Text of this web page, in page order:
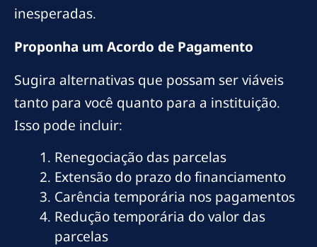
inesperadas.
Proponha um Acordo de Pagamento
Sugira alternativas que possam ser viáveis
tanto para você quanto para a instituição.
Isso pode incluir:
Renegociação das parcelas
Extensão do prazo do financiamento
Carência temporária nos pagamentos
Redução temporária do valor das
parcelas